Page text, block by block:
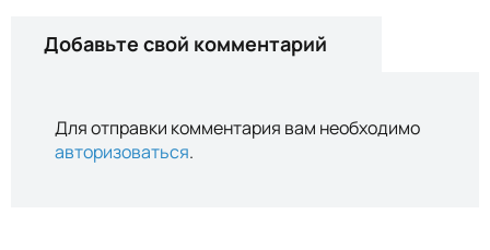
Добавьте свой комментарий
Для отправки комментария вам необходимо
авторизоваться.